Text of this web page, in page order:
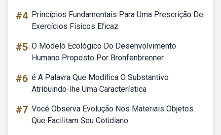
#4 Princípios Fundamentais Para Uma Prescrição De
Exercícios Físicos Eficaz
#5 O Modelo Ecológico Do Desenvolvimento
Humano Proposto Por Bronfenbrenner
#6 é A Palavra Que Modifica O Substantivo
Atribuindo-lhe Uma Característica
#7 Você Observa Evolução Nos Materiais Objetos
Que Facilitam Seu Cotidiano